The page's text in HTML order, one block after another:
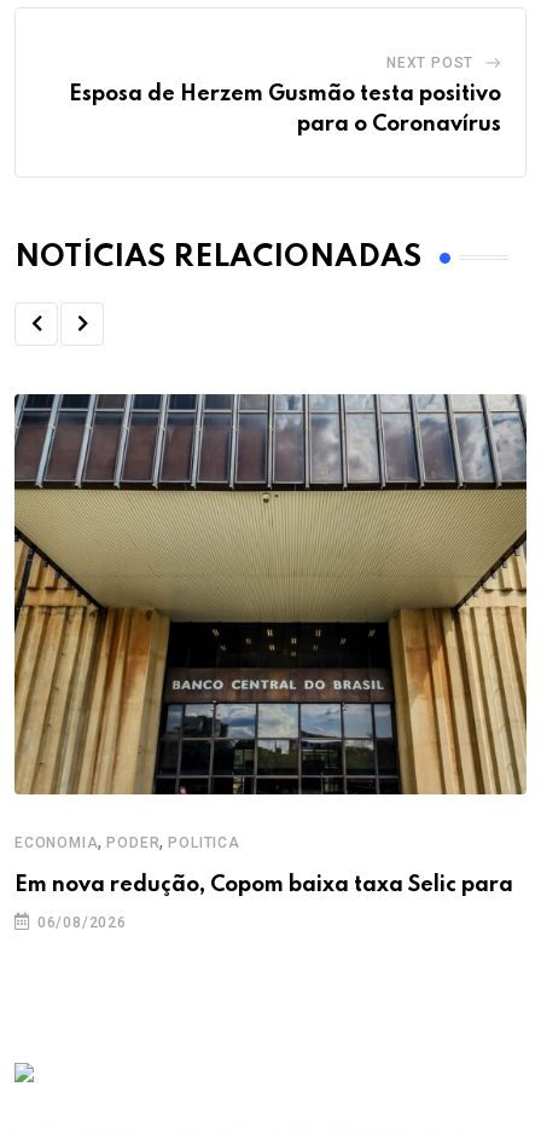
NEXT POST
Esposa de Herzem Gusmão testa positivo
para o Coronavírus
NOTÍCIAS RELACIONADAS
ECONOMIA,PODER,POLITICA
Em nova redução, Copom baixa taxa Selic para
06/08/2026